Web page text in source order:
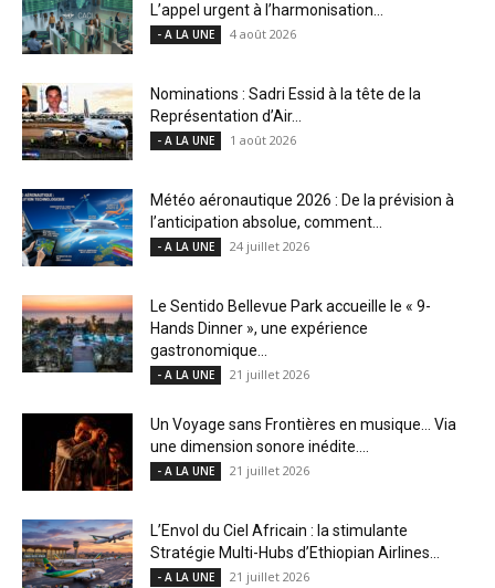
L’appel urgent à l’harmonisation...
- A LA UNE 4 août 2026
Nominations : Sadri Essid à la tête de la
Représentation d’Air...
- A LA UNE 1 août 2026
Météo aéronautique 2026 : De la prévision à
l’anticipation absolue, comment...
- A LA UNE 24 juillet 2026
Le Sentido Bellevue Park accueille le « 9-
Hands Dinner », une expérience
gastronomique...
- A LA UNE 21 juillet 2026
Un Voyage sans Frontières en musique… Via
une dimension sonore inédite....
- A LA UNE 21 juillet 2026
L’Envol du Ciel Africain : la stimulante
Stratégie Multi-Hubs d’Ethiopian Airlines...
- A LA UNE 21 juillet 2026